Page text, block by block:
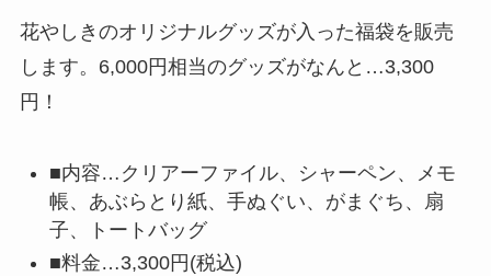
花やしきのオリジナルグッズが入った福袋を販売
します。6,000円相当のグッズがなんと…3,300
円！
■内容…クリアーファイル、シャーペン、メモ
帳、あぶらとり紙、手ぬぐい、がまぐち、扇
子、トートバッグ
■料金…3,300円(税込)